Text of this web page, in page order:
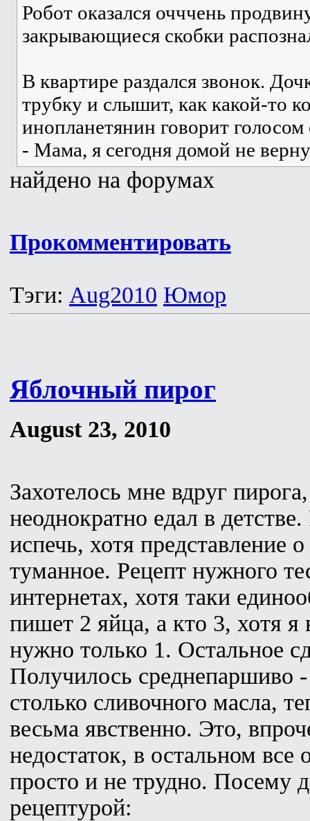
Робот оказался очччень
закрывающиеся скобки
В квартире раздался звонок.
трубку и слышит, как какой-то
инопланетянин говорит
- Мама, я сегодня домой не
найдено на форумах
Прокомментировать
Тэги: Aug2010 Юмор
Яблочный пирог
August 23, 2010
Захотелось мне вдруг
неоднократно едал в
испечь, хотя представление
туманное. Рецепт нужного
интернетах, хотя таки
пишет 2 яйца, а кто 3, хотя
нужно только 1. Остальное
Получилось среднепаршиво
столько сливочного масла,
весьма явственно. Это,
недостаток, в остальном все
просто и не трудно. Посему
рецептурой: